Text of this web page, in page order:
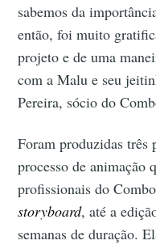
sabemos da
então, foi muito
projeto e de uma
com a Malu e seu
Pereira, sócio do
Foram produzidas três
processo de animação
profissionais do
storyboard, até a
semanas de duração.